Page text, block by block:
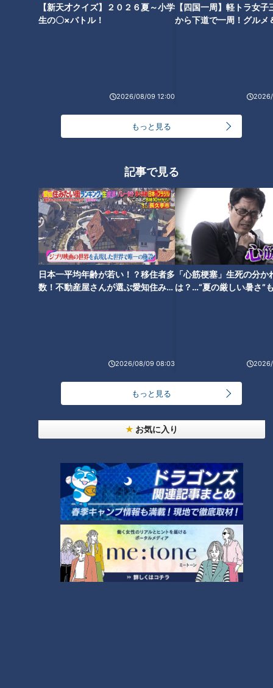
【新天才クイズ】２０２６夏～小学
生の〇×バトル！
2026/08/09 12:00
【四国一周】軽トラ女子
から下道で一周！グルメ
もっと見る
記事で見る
日本一平均年齢が若い！？移住者多
数！不動産屋さんが選ぶ愛知住みた
2026/08/09 08:03
「心筋梗塞」生死の分か
は？…“夏の厳しい暑さ”
もっと見る
お気に入り
この記事を見たあなたへのおすすめ
あんかけソースの作り方を完全
公開！？名古屋のあんかけスパ
ゲッティ店「ヨコイ」の人気の
秘密とは
「ピーマンとちくわ、じゃこの
炒めもの」の作り方【キユーピ
ー３分クッキング】
円」！？人気すぎて客殺到 名古
屋＆岐阜の「激安モーニング」
田×石井のデララバ】
番組紹介